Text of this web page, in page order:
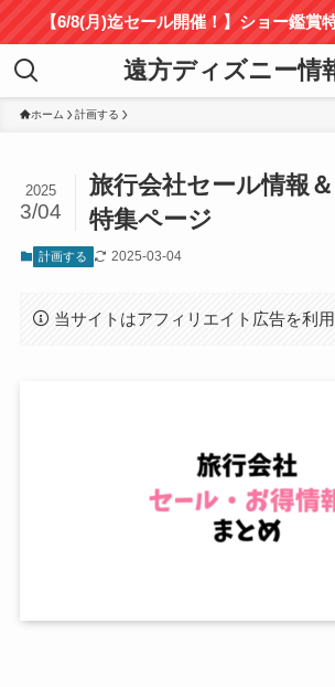
【6/8(月)迄セール開催！】ショー鑑賞
遠方ディズニー情
ホーム 計画する
旅行会社セール情報
特集ページ
2025
3/04
計画する 2025-03-04
当サイトはアフィリエイト広告を利